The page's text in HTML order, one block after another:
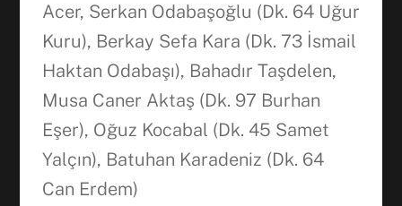
Acer, Serkan Odabaşoğlu (Dk. 64 Uğur
Kuru), Berkay Sefa Kara (Dk. 73 İsmail
Haktan Odabaşı), Bahadır Taşdelen,
Musa Caner Aktaş (Dk. 97 Burhan
Eşer), Oğuz Kocabal (Dk. 45 Samet
Yalçın), Batuhan Karadeniz (Dk. 64
Can Erdem)